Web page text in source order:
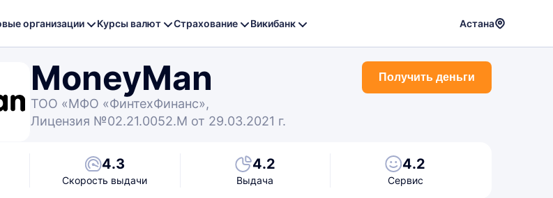
организации Курсы валют Страхование Викибанк Астана
MoneyMan
ТОО «МФО «ФинтехФинанс»,
Лицензия №02.21.0052.M от 29.03.2021 г.
Получить деньги
4.3
Скорость выдачи
4.2
Выдача
4.2
Сервис